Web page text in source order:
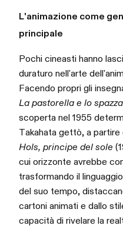
L'animazione come
principale
Pochi cineasti hanno
duraturo nell'arte
Facendo propri gli
La pastorella e lo
scoperta nel 1955
Takahata gettò, a partire
Hols, principe del sole
cui orizzonte avrebbe
trasformando il
del suo tempo,
cartoni animati e dallo
capacità di rivelare la